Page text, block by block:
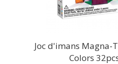
Joc d'imans Magna-
Colors